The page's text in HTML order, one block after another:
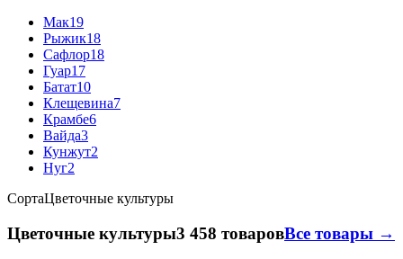
Мак19
Рыжик18
Сафлор18
Гуар17
Батат10
Клещевина7
Крамбе6
Вайда3
Кунжут2
Нуг2
СортаЦветочные культуры
Цветочные культуры3 458 товаровВсе товары →